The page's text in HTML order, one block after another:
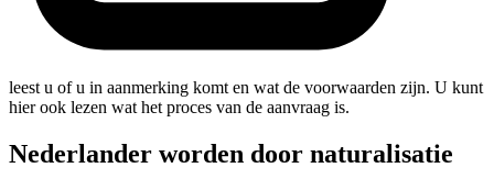
leest u of u in aanmerking komt en wat de voorwaarden zijn. U kunt
hier ook lezen wat het proces van de aanvraag is.
Nederlander worden door naturalisatie